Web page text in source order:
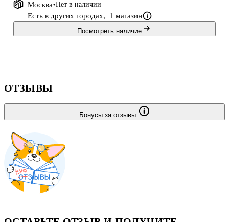
исторических сочинений: 10 по историческим процессам и 10 по
историческим личностям.Книга пре
Москва Нет в наличии
Есть в других городах, 1 магазин
Посмотреть наличие
ОТЗЫВЫ
Бонусы за отзывы